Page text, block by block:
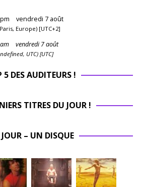
pm vendredi 7 août
Europe) [UTC+2]
am vendredi 7 août
UTC) [UTC]
5 DES AUDITEURS !
TITRES DU JOUR !
– UN DISQUE